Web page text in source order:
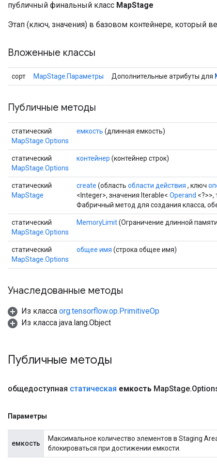
публичный финальный класс MapStage
Этап (ключ, значения) в базовом контейнере, который
Вложенные классы
сорт MapStage.Параметры Дополнительные атрибуты для
Публичные методы
статический
MapStage.Options
емкость (длинная емкость)
статический
MapStage.Options
контейнер (контейнер строк)
статический
MapStage
create (область области действия , ключ
<Integer>, значения Iterable< Operand
Фабричный метод для создания класса,
статический
MapStage.Options
MemoryLimit(Ограничение длинной
статический
MapStage.Options
общее имя (строка общее имя)
Унаследованные методы
Из класса org.tensorflow.op.PrimitiveOp
Из класса java.lang.Object
Публичные методы
общедоступная статическая емкость MapStage.
Параметры
емкость
Максимальное количество элементов в Staging
блокироваться при достижении емкости.